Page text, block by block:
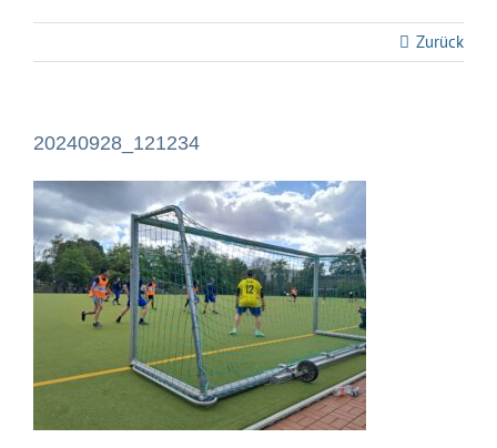
Zurück
20240928_121234